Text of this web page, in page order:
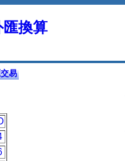
匯換算
易